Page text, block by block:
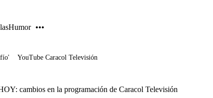
Humor
YouTube Caracol Televisión
cambios en la programación de Caracol Televisión